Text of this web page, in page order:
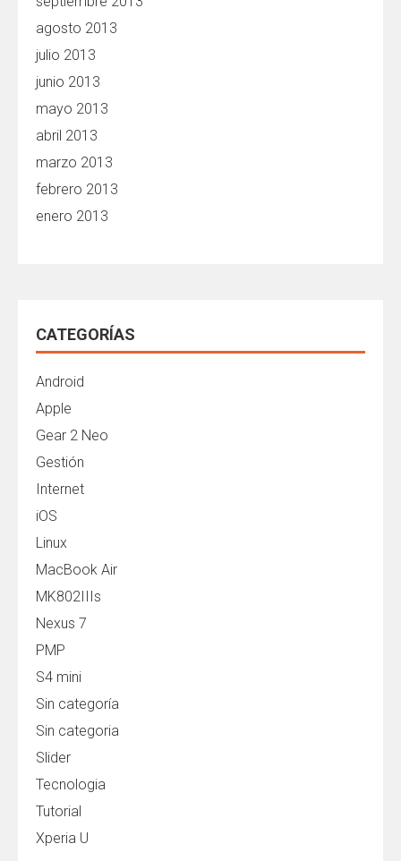
agosto 2013
julio 2013
junio 2013
mayo 2013
abril 2013
marzo 2013
febrero 2013
enero 2013
CATEGORÍAS
Android
Apple
Gear 2 Neo
Gestión
Internet
iOS
Linux
MacBook Air
MK802IIIs
Nexus 7
PMP
S4 mini
Sin categoría
Sin categoria
Slider
Tecnologia
Tutorial
Xperia U